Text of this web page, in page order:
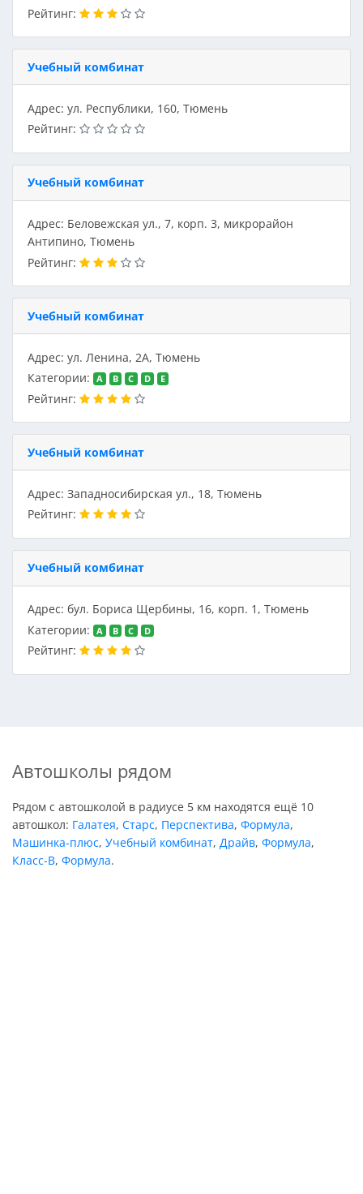
Рейтинг:
Учебный комбинат
Адрес: ул. Республики, 160, Тюмень
Рейтинг:
Учебный комбинат
Адрес: Беловежская ул., 7, корп. 3, микрорайон
Антипино, Тюмень
Рейтинг:
Учебный комбинат
Адрес: ул. Ленина, 2А, Тюмень
Категории:
A B C D E
Рейтинг:
Учебный комбинат
Адрес: Западносибирская ул., 18, Тюмень
Рейтинг:
Учебный комбинат
Адрес: бул. Бориса Щербины, 16, корп. 1, Тюмень
Категории:
A B C D
Рейтинг:
Автошколы рядом
Рядом с автошколой в радиусе 5 км находятся ещё 10
автошкол: Галатея, Старс, Перспектива, Формула,
Машинка-плюс, Учебный комбинат, Драйв, Формула,
Класс-В, Формула.